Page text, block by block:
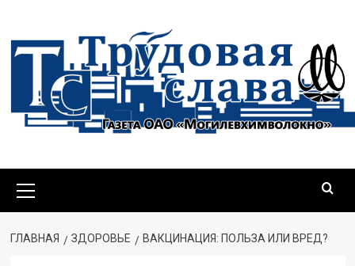
ГЛАВНАЯ ЗДОРОВЬЕ ВАКЦИНАЦИЯ: ПОЛЬЗА ИЛИ ВРЕД?